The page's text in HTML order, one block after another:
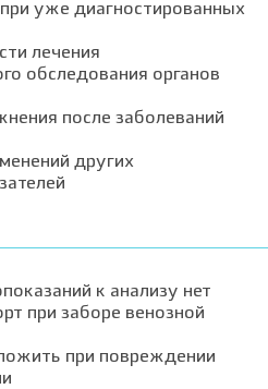
уже диагностированных
лечения
обследования органов
после заболеваний
других
к анализу нет
при заборе венозной
при повреждении